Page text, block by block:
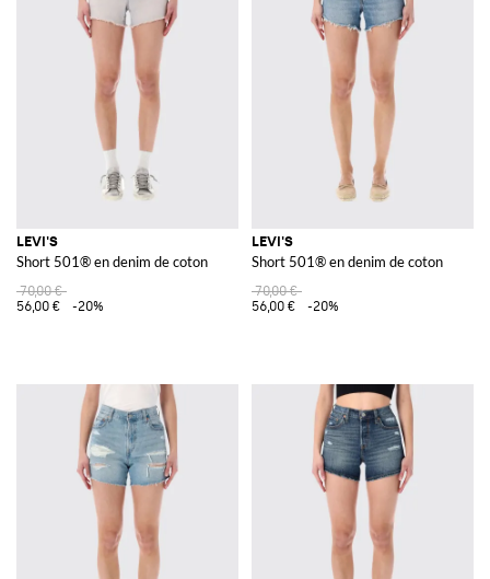
LEVI'S
Short 501® en denim de coton
70,00 €
56,00 €
-20%
LEVI'S
Short 501® en denim de coton
70,00 €
56,00 €
-20%